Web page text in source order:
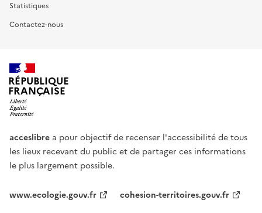
Statistiques
Contactez-nous
RÉPUBLIQUE
FRANÇAISE
acceslibre a pour objectif de recenser l'accessibilité de tous
les lieux recevant du public et de partager ces informations
le plus largement possible.
www.ecologie.gouv.fr
cohesion-territoires.gouv.fr